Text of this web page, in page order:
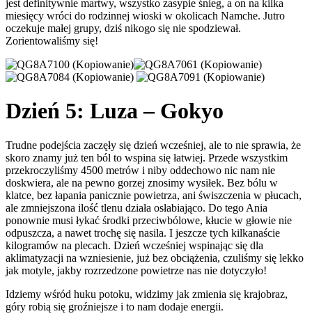
jest definitywnie martwy, wszystko zasypie śnieg, a on na kilka
miesięcy wróci do rodzinnej wioski w okolicach Namche. Jutro
oczekuje małej grupy, dziś nikogo się nie spodziewał.
Zorientowaliśmy się!
Dzień 5: Luza – Gokyo
Trudne podejścia zaczęły się dzień wcześniej, ale to nie sprawia, że
skoro znamy już ten ból to wspina się łatwiej. Przede wszystkim
przekroczyliśmy 4500 metrów i niby oddechowo nic nam nie
doskwiera, ale na pewno gorzej znosimy wysiłek. Bez bólu w
klatce, bez łapania panicznie powietrza, ani świszczenia w płucach,
ale zmniejszona ilość tlenu działa osłabiająco. Do tego Ania
ponownie musi łykać środki przeciwbólowe, kłucie w głowie nie
odpuszcza, a nawet trochę się nasila. I jeszcze tych kilkanaście
kilogramów na plecach. Dzień wcześniej wspinając się dla
aklimatyzacji na wzniesienie, już bez obciążenia, czuliśmy się lekko
jak motyle, jakby rozrzedzone powietrze nas nie dotyczyło!
Idziemy wśród huku potoku, widzimy jak zmienia się krajobraz,
góry robią się groźniejsze i to nam dodaje energii.